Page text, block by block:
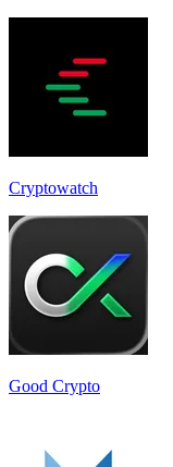
Cryptowatch
Good Crypto